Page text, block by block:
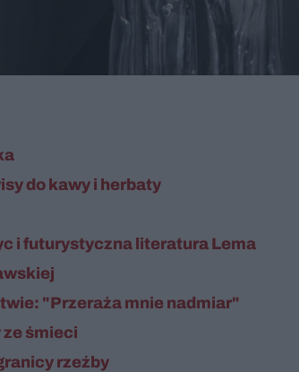
do kawy i herbaty
i futurystyczna literatura Lema
"Przeraża mnie nadmiar"
ze śmieci
rzeźby